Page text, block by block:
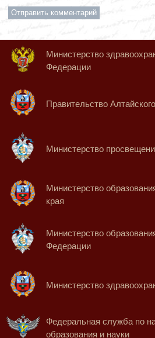
Министерство
Федерации
Правительство
Министерство
Министерство
края
Министерство
Федерации
Министерство
Федеральная служба по
образования и науки